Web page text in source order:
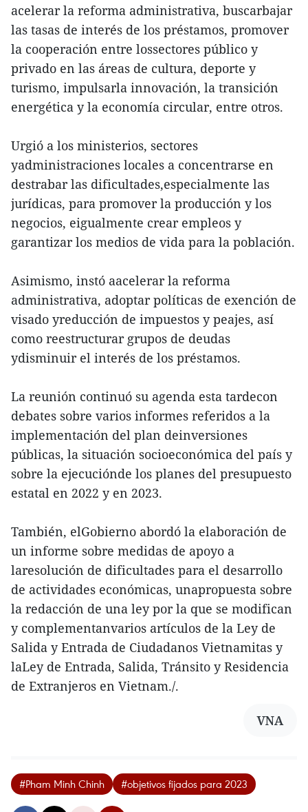
acelerar la reforma administrativa, buscarbajar
las tasas de interés de los préstamos, promover
la cooperación entre lossectores público y
privado en las áreas de cultura, deporte y
turismo, impulsarla innovación, la transición
energética y la economía circular, entre otros.
Urgió a los ministerios, sectores
yadministraciones locales a concentrarse en
destrabar las dificultades,especialmente las
jurídicas, para promover la producción y los
negocios, eigualmente crear empleos y
garantizar los medios de vida para la población.
Asimismo, instó aacelerar la reforma
administrativa, adoptar políticas de exención de
visado yreducción de impuestos y peajes, así
como reestructurar grupos de deudas
ydisminuir el interés de los préstamos.
La reunión continuó su agenda esta tardecon
debates sobre varios informes referidos a la
implementación del plan deinversiones
públicas, la situación socioeconómica del país y
sobre la ejecuciónde los planes del presupuesto
estatal en 2022 y en 2023.
También, elGobierno abordó la elaboración de
un informe sobre medidas de apoyo a
laresolución de dificultades para el desarrollo
de actividades económicas, unapropuesta sobre
la redacción de una ley por la que se modifican
y complementanvarios artículos de la Ley de
Salida y Entrada de Ciudadanos Vietnamitas y
laLey de Entrada, Salida, Tránsito y Residencia
de Extranjeros en Vietnam./.
VNA
#Pham Minh Chinh #objetivos fijados para 2023